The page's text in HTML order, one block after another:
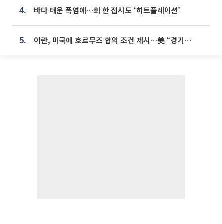
4. 바다 태운 폭염에…회 한 접시도 ‘히트플레이션’
5. 이란, 미국에 호르무즈 합의 조건 제시…美 “경기 아직 안 끝나” [종합]